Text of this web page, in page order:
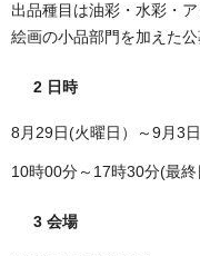
出品種目は油彩・水彩・
絵画の小品部門を加えた公
2 日時
8月29日(火曜日）～9月3
10時00分～17時30分(最
3 会場